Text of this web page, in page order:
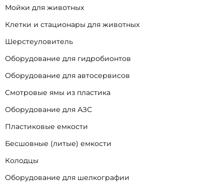
Мойки для животных
Клетки и стационары для животных
Шерстеуловитель
Оборудование для гидробионтов
Оборудование для автосервисов
Смотровые ямы из пластика
Оборудование для АЗС
Пластиковые емкости
Бесшовные (литые) емкости
Колодцы
Оборудование для шелкографии